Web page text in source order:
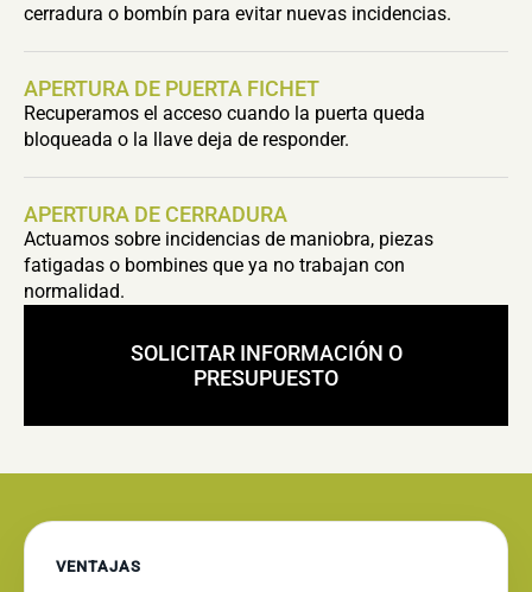
cerradura o bombín para evitar nuevas incidencias.
APERTURA DE PUERTA FICHET
Recuperamos el acceso cuando la puerta queda
bloqueada o la llave deja de responder.
APERTURA DE CERRADURA
Actuamos sobre incidencias de maniobra, piezas
fatigadas o bombines que ya no trabajan con
normalidad.
SOLICITAR INFORMACIÓN O
PRESUPUESTO
VENTAJAS